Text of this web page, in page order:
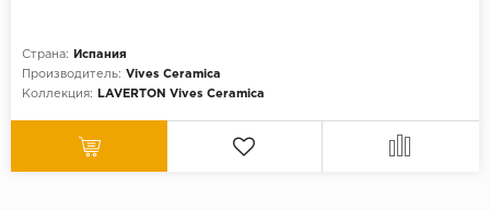
Страна:
Испания
Производитель: Vives Ceramica
Коллекция:
LAVERTON Vives Ceramica